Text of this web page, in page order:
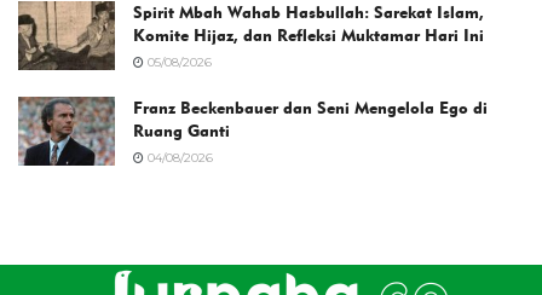
Spirit Mbah Wahab Hasbullah: Sarekat Islam,
Komite Hijaz, dan Refleksi Muktamar Hari Ini
05/08/2026
Franz Beckenbauer dan Seni Mengelola Ego di
Ruang Ganti
04/08/2026